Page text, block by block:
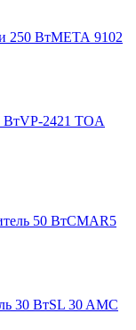
МЕТА 9102
VP-2421 TOA
CMAR5
SL 30AMC